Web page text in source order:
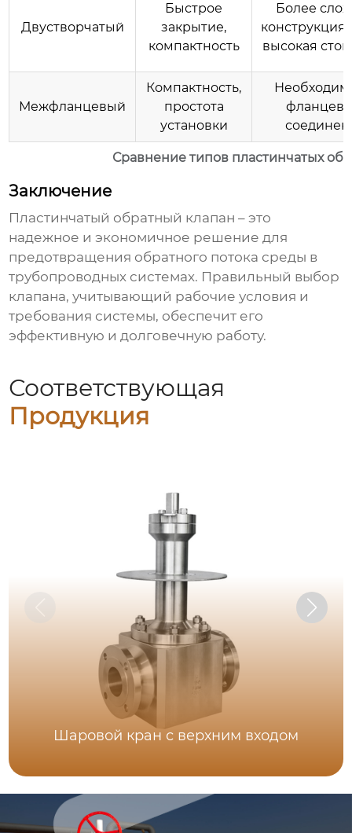
Сравнение типов пластинчатых
Двустворчатый
Быстрое
закрытие,
компактность
Более
высокая
Межфланцевый
Компактность,
простота
установки
Заключение
Пластинчатый обратный клапан – это
надежное и экономичное решение для
предотвращения обратного потока среды в
трубопроводных системах. Правильный выбор
клапана, учитывающий рабочие условия и
требования системы, обеспечит его
эффективную и долговечную работу.
Соответствующая
Продукция
Шаровой кран с верхним входом